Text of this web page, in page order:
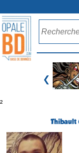
❮
²
Thibault